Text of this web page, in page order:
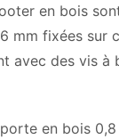
en bois
mm fixées
avec des vis
en bois